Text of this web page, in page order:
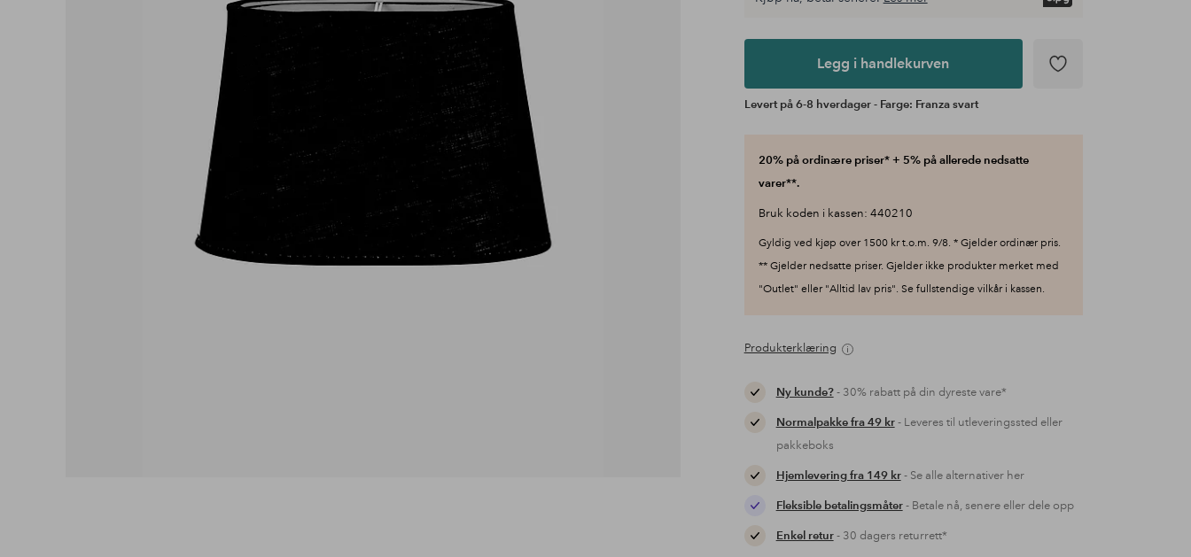
Legg i handlekurven
Levert på 6-8 hverdager - Farge: Franza svart
20% på ordinære priser* + 5% på allerede nedsatte
varer**.
Bruk koden i kassen: 440210
Gyldig ved kjøp over 1500 kr t.o.m. 9/8. * Gjelder ordinær pris.
** Gjelder nedsatte priser. Gjelder ikke produkter merket med
"Outlet" eller "Alltid lav pris". Se fullstendige vilkår i kassen.
Produkterklæring
Ny kunde?- 30% rabatt på din dyreste vare*
Normalpakke fra 49 kr- Leveres til utleveringssted eller
pakkeboks
Hjemlevering fra 149 kr- Se alle alternativer her
Fleksible betalingsmåter- Betale nå, senere eller dele opp
Enkel retur- 30 dagers returrett*